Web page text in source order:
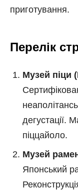
приготування.
Перелік
Музей піци
дегустації.
піццайоло.
Музей
Японський